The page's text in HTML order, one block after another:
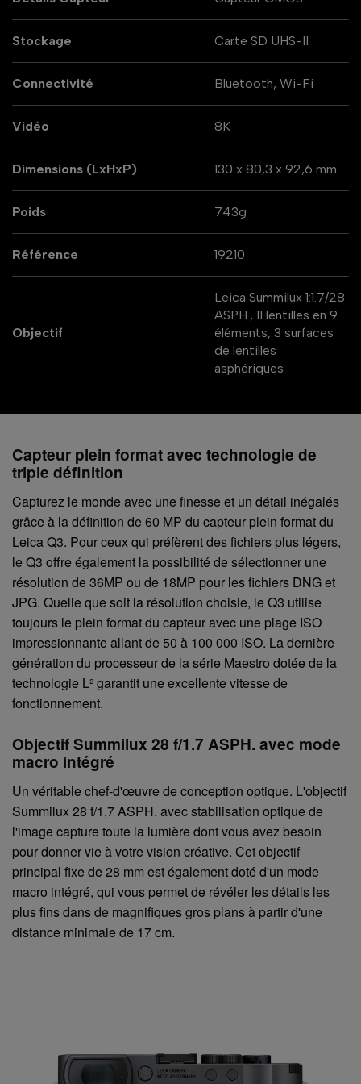
Stockage Carte SD UHS-II
Connectivité Bluetooth, Wi-Fi
Vidéo 8K
Dimensions (LxHxP) 130 x 80,3 x 92,6 mm
Poids 743g
Référence 19210
Objectif
Leica Summilux 1:1.7/28
ASPH., 11 lentilles en 9
éléments, 3 surfaces
de lentilles
asphériques
Capteur plein format avec technologie de
triple définition
Capturez le monde avec une finesse et un détail inégalés
grâce à la définition de 60 MP du capteur plein format du
Leica Q3. Pour ceux qui préfèrent des fichiers plus légers,
le Q3 offre également la possibilité de sélectionner une
résolution de 36MP ou de 18MP pour les fichiers DNG et
JPG. Quelle que soit la résolution choisie, le Q3 utilise
toujours le plein format du capteur avec une plage ISO
impressionnante allant de 50 à 100 000 ISO. La dernière
génération du processeur de la série Maestro dotée de la
technologie L² garantit une excellente vitesse de
fonctionnement.
Objectif Summilux 28 f/1.7 ASPH. avec mode
macro intégré
Un véritable chef-d'œuvre de conception optique. L'objectif
Summilux 28 f/1,7 ASPH. avec stabilisation optique de
l'image capture toute la lumière dont vous avez besoin
pour donner vie à votre vision créative. Cet objectif
principal fixe de 28 mm est également doté d'un mode
macro intégré, qui vous permet de révéler les détails les
plus fins dans de magnifiques gros plans à partir d'une
distance minimale de 17 cm.